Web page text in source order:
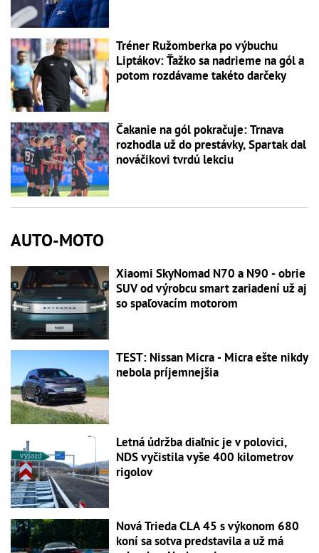
Tréner Ružomberka po výbuchu
Liptákov: Ťažko sa nadrieme na gól a
potom rozdávame takéto darčeky
Čakanie na gól pokračuje: Trnava
rozhodla už do prestávky, Spartak dal
nováčikovi tvrdú lekciu
AUTO-MOTO
Xiaomi SkyNomad N70 a N90 - obrie
SUV od výrobcu smart zariadení už aj
so spaľovacím motorom
TEST: Nissan Micra - Micra ešte nikdy
nebola príjemnejšia
Letná údržba diaľnic je v polovici,
NDS vyčistila vyše 400 kilometrov
rigolov
Nová Trieda CLA 45 s výkonom 680
koní sa sotva predstavila a už má